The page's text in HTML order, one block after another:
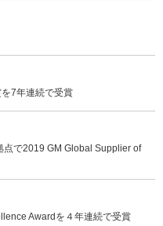
7年連続で受賞
点で2019 GM Global Supplier of
Awardを４年連続で受賞